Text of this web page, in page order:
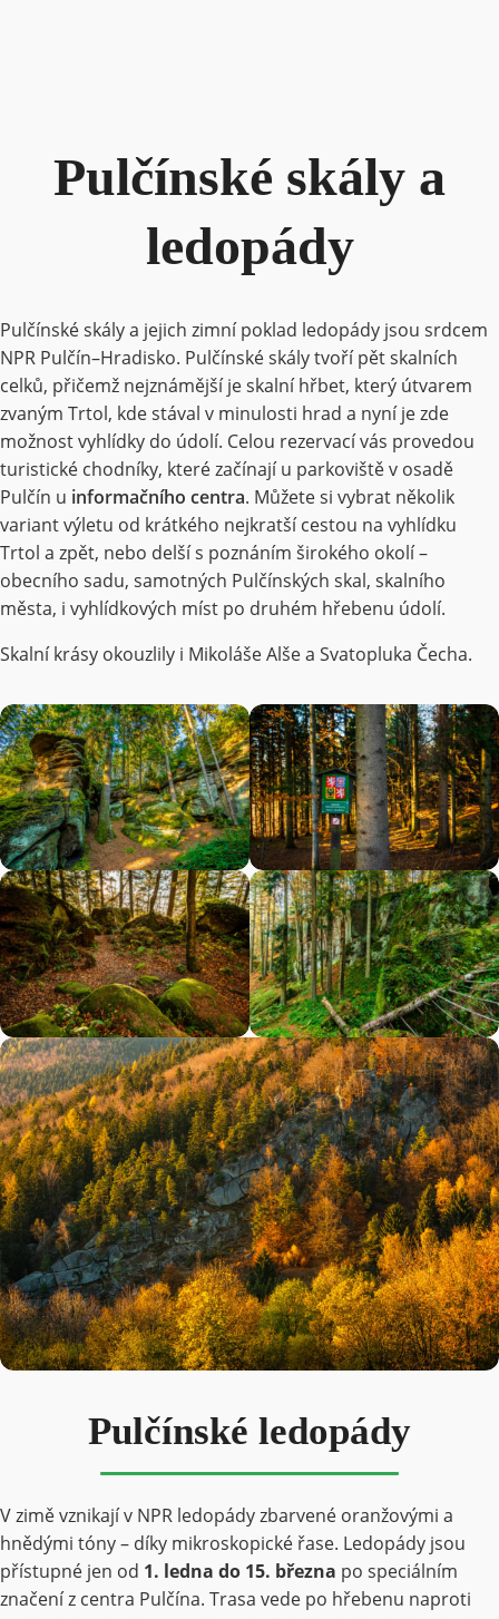
Pulčínské skály a
ledopády
Pulčínské skály a jejich zimní poklad ledopády jsou srdcem
NPR Pulčín–Hradisko. Pulčínské skály tvoří pět skalních
celků, přičemž nejznámější je skalní hřbet, který útvarem
zvaným Trtol, kde stával v minulosti hrad a nyní je zde
možnost vyhlídky do údolí. Celou rezervací vás provedou
turistické chodníky, které začínají u parkoviště v osadě
Pulčín u informačního centra. Můžete si vybrat několik
variant výletu od krátkého nejkratší cestou na vyhlídku
Trtol a zpět, nebo delší s poznáním širokého okolí –
obecního sadu, samotných Pulčínských skal, skalního
města, i vyhlídkových míst po druhém hřebenu údolí.
Skalní krásy okouzlily i Mikoláše Alše a Svatopluka Čecha.
Pulčínské ledopády
V zimě vznikají v NPR ledopády zbarvené oranžovými a
hnědými tóny – díky mikroskopické řase. Ledopády jsou
přístupné jen od 1. ledna do 15. března po speciálním
značení z centra Pulčína. Trasa vede po hřebenu naproti